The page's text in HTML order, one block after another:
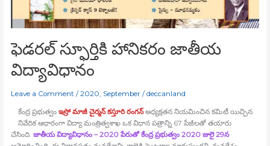
ఫెడరల్‍ స్ఫూర్తికి హానికరం జాతీయ
విద్యావిధానం
Leave a Comment /2020, September /deccanland
కేంద్ర ప్రభుత్వంఇస్రో మాజీ చైర్మన్‍ కస్తూరి రంగన్‍అధ్యక్షతన నియమించిన కమిటీ యిచ్చిన
నివేదిక ఆధారంగా విద్యా మంత్రిత్వశాఖ ఒక విధాన పత్రాన్ని 67 పేజీలతో తయారు
చేసింది. జాతీయ విద్యావిధానం – 2020 పేరుతో కేంద్ర ప్రభుత్వం 2020 జులై 29న